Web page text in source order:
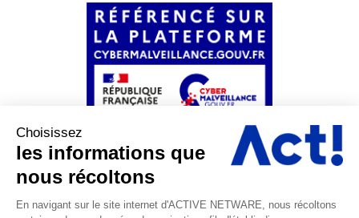
Choisissez
les informations que
nous récoltons
En navigant sur le site internet d'ACTIVE NETWARE, nous récoltons